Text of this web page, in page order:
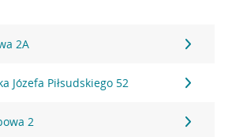
2A
Józefa Piłsudskiego 52
2